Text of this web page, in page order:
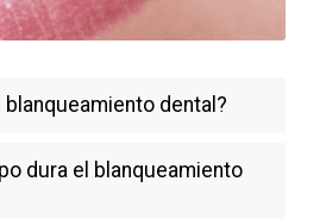
blanqueamiento dental?
dura el blanqueamiento